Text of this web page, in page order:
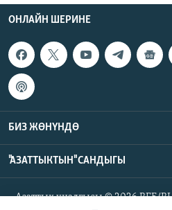
ОНЛАЙН ШЕРИНЕ
БИЗ ЖӨНҮНДӨ
"АЗАТТЫКТЫН" САНДЫГЫ
Азаттык үналгысы © 2026 RFE/